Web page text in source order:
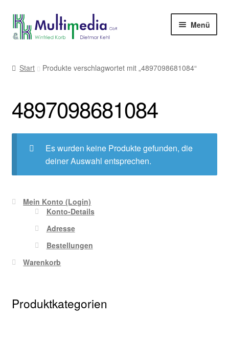
Zur
Navigation
Zum
Inhalt
Menü
Start Produkte verschlagwortet mit „4897098681084“
4897098681084
Es wurden keine Produkte gefunden, die
deiner Auswahl entsprechen.
Mein Konto (Login)
Konto-Details
Adresse
Bestellungen
Warenkorb
Produktkategorien